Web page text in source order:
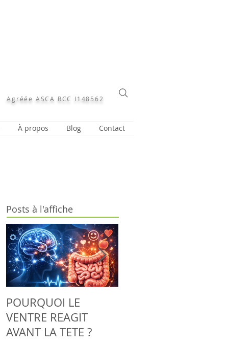
Agréée ASCA RCC I148562
À propos Blog Contact
Posts à l'affiche
POURQUOI LE
VENTRE REAGIT
AVANT LA TETE ?